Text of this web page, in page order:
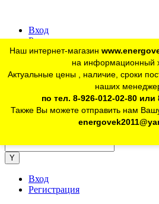
Вход
Регистрация
Для юр. лиц:+7
telegram Розничный
Наш интернет-магазин
на информационный
Актуальные цены , наличие, сроки
наших
по тел. 8-926-012-02-80 или
Также Вы можете отправить нам
Вход
Регистрация